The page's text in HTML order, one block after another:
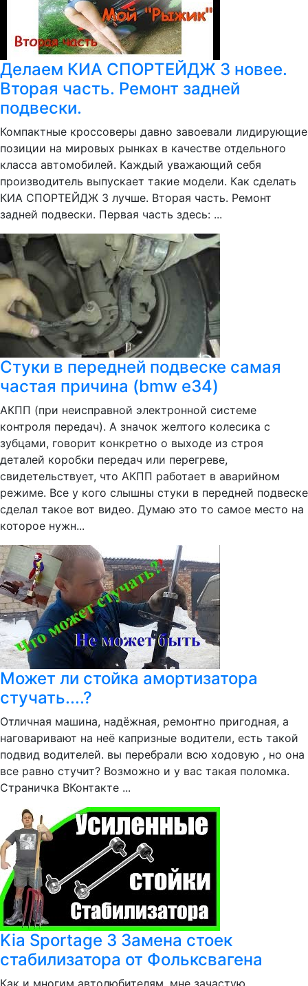
Делаем КИА СПОРТЕЙДЖ 3 новее.
Вторая часть. Ремонт задней
подвески.
Компактные кроссоверы давно завоевали лидирующие
позиции на мировых рынках в качестве отдельного
класса автомобилей. Каждый уважающий себя
производитель выпускает такие модели. Как сделать
КИА СПОРТЕЙДЖ 3 лучше. Вторая часть. Ремонт
задней подвески. Первая часть здесь: ...
Стуки в передней подвеске самая
частая причина (bmw e34)
АКПП (при неисправной электронной системе
контроля передач). А значок желтого колесика с
зубцами, говорит конкретно о выходе из строя
деталей коробки передач или перегреве,
свидетельствует, что АКПП работает в аварийном
режиме. Все у кого слышны стуки в передней подвеске
сделал такое вот видео. Думаю это то самое место на
которое нужн...
Может ли стойка амортизатора
стучать....?
Отличная машина, надёжная, ремонтно пригодная, а
наговаривают на неё капризные водители, есть такой
подвид водителей. вы перебрали всю ходовую , но она
все равно стучит? Возможно и у вас такая поломка.
Страничка ВКонтакте ...
Kia Sportage 3 Замена стоек
стабилизатора от Фольксвагена
Как и многим автолюбителям, мне зачастую